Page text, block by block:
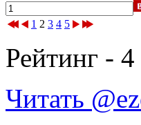
1 2 3 4 5
Рейтинг - 4
Читать